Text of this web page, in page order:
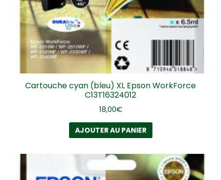
Cartouche cyan (bleu) XL Epson WorkForce
C13T16324012
18,00€
AJOUTER AU PANIER